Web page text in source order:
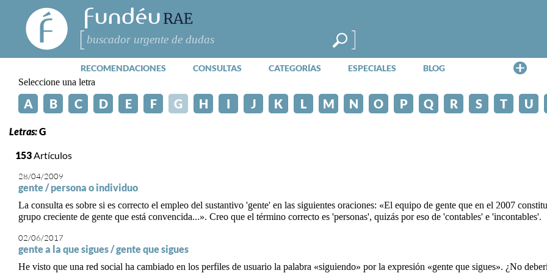
FundéuRAE
- Fundación
del Español
Urgente
Buscar
RECOMENDACIONES CONSULTAS CATEGORÍAS ESPECIALES BLOG
Seleccione una letra
A B C D E F G H I J K L M N O P Q R S T U
Letras:G
153Artículos
28/04/2009
gente / persona o individuo
La consulta es sobre si es correcto el empleo del sustantivo 'gente' en las siguientes oraciones: «El equipo de gente que en el 2007
grupo creciente de gente que está convencida...». Creo que el término correcto es 'personas', quizás por eso de 'contables' e 'incontables'.
02/06/2017
gente a la que sigues / gente que sigues
He visto que una red social ha cambiado en los perfiles de usuario la palabra «siguiendo» por la expresión «gente que sigues». ¿No